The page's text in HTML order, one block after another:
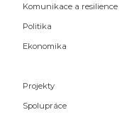
Komunikace a resilience
Politika
Ekonomika
Projekty
Spolupráce